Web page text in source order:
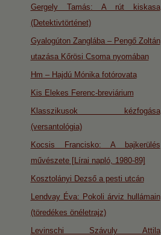
Gergely Tamás: A rút kiskasa
(Detektivtörténet)
Gyalogúton Zanglába – Pengő Zoltán
utazása Kőrösi Csoma nyomában
Hm – Hajdú Mónika fotórovata
Kis Elekes Ferenc-breviárium
Klasszikusok kézfogása
(versantológia)
Kocsis Francisko: A bajkerülés
művészete [Lírai napló, 1980-89]
Kosztolányi Dezső a pesti utcán
Lendvay Éva: Pokoli árviz hullámain
(töredékes önéletrajz)
Levinschi Szávuly Attila